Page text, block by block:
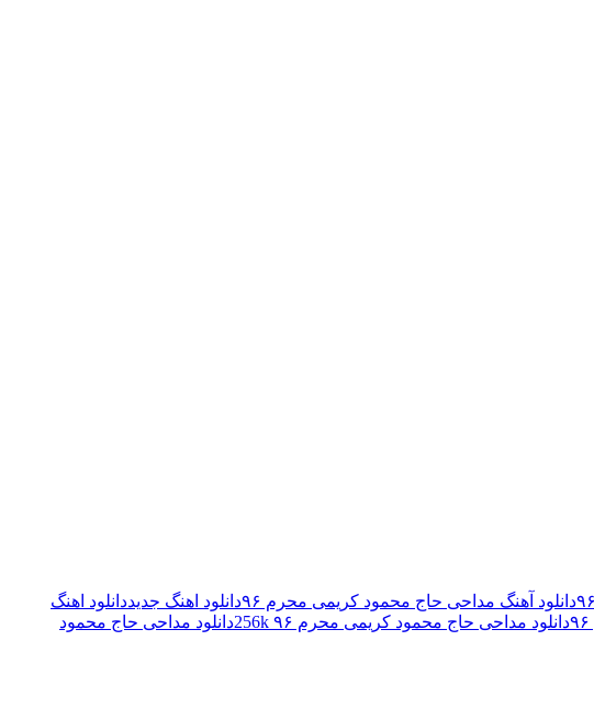
دانلود آهنگ مداحی حاج محمود کریمی محرم ۹۶ دانلود اهنگ جدیددانلود اهنگ
دانلود مداحی حاج محمود کریمی محرم ۹۶ 256k
دانلود مداحی حاج محمود